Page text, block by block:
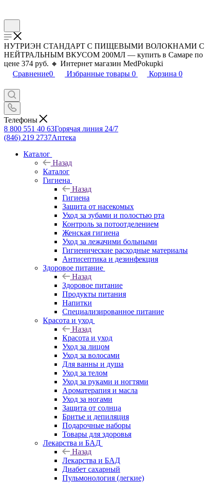
НУТРИЭН СТАНДАРТ С ПИЩЕВЫМИ ВОЛОКНАМИ С
НЕЙТРАЛЬНЫМ ВКУСОМ 200МЛ — купить в Самаре по
цене 374 руб. 🔸 Интернет магазин MedPokupki
Сравнение0 Избранные товары 0 Корзина 0
Телефоны
8 800 551 40 63Горячая линия 24/7
(846) 219 2737Аптека
Каталог
Назад
Каталог
Гигиена
Назад
Гигиена
Защита от насекомых
Уход за зубами и полостью рта
Контроль за потоотделением
Женская гигиена
Уход за лежачими больными
Гигиенические расходные материалы
Антисептика и дезинфекция
Здоровое питание
Назад
Здоровое питание
Продукты питания
Напитки
Специализированное питание
Красота и уход
Назад
Красота и уход
Уход за лицом
Уход за волосами
Для ванны и душа
Уход за телом
Уход за руками и ногтями
Ароматерапия и масла
Уход за ногами
Защита от солнца
Бритье и депиляция
Подарочные наборы
Товары для здоровья
Лекарства и БАД
Назад
Лекарства и БАД
Диабет сахарный
Пульмонология (легкие)